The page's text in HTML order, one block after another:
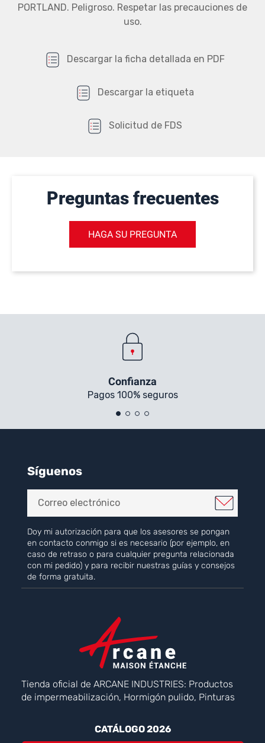
PORTLAND. Peligroso. Respetar las precauciones de
uso.
Descargar la ficha detallada en PDF
Descargar la etiqueta
Solicitud de FDS
Preguntas frecuentes
HAGA SU PREGUNTA
Confianza
Pagos 100% seguros
Síguenos
Doy mi autorización para que los asesores se pongan
en contacto conmigo si es necesario (por ejemplo, en
caso de retraso o para cualquier pregunta relacionada
con mi pedido) y para recibir nuestras guías y consejos
de forma gratuita.
Tienda oficial de ARCANE INDUSTRIES: Productos
de impermeabilización, Hormigón pulido, Pinturas
CATÁLOGO 2026